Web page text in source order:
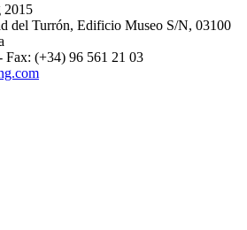
2015
del Turrón, Edificio Museo S/N, 03100
Fax: (+34) 96 561 21 03